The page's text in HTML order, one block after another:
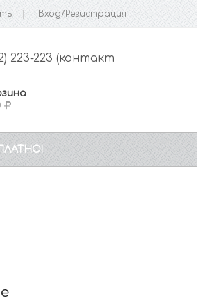
Вход/Регистрация
223-223 (контакт